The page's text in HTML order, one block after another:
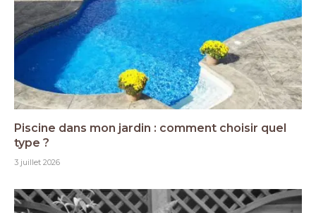
Piscine dans mon jardin : comment choisir quel
type ?
3 juillet 2026